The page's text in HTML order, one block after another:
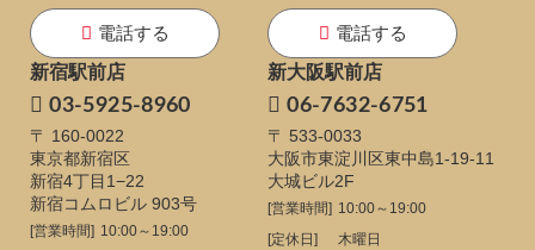
電話する
電話する
新宿駅前店
03-5925-8960
〒 160-0022
東京都新宿区
新宿4丁目1−22
新宿コムロビル 903号
[営業時間] 10:00～19:00
新大阪駅前店
06-7632-6751
〒 533-0033
大阪市東淀川区東中島1-19-11
大城ビル2F
[営業時間] 10:00～19:00
[定休日]
木曜日